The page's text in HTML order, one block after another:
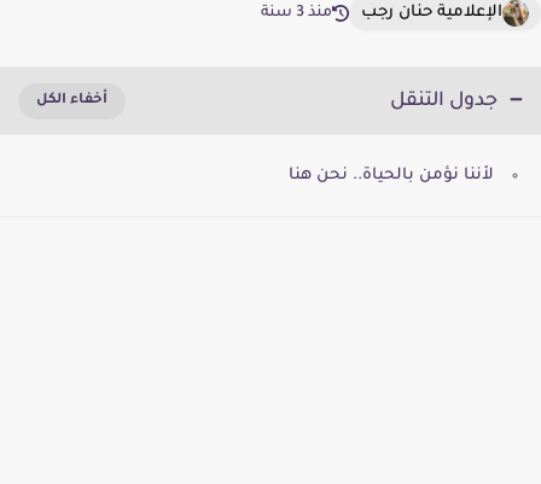
الإعلامية حنان رجب منذ 3 سنة
جدول التنقل
لأننا نؤمن بالحياة.. نحن هنا